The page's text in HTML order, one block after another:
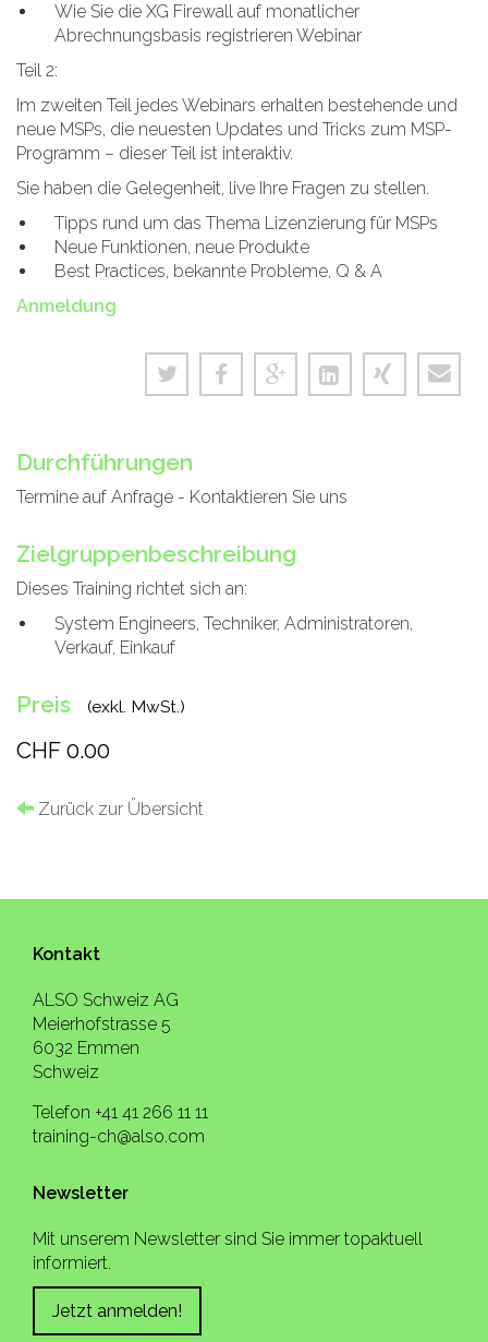
Wie Sie die XG Firewall auf monatlicher
Abrechnungsbasis registrieren Webinar
Teil 2:
Im zweiten Teil jedes Webinars erhalten bestehende und
neue MSPs, die neuesten Updates und Tricks zum MSP-
Programm – dieser Teil ist interaktiv.
Sie haben die Gelegenheit, live Ihre Fragen zu stellen.
Tipps rund um das Thema Lizenzierung für MSPs
Neue Funktionen, neue Produkte
Best Practices, bekannte Probleme, Q & A
Anmeldung
Durchführungen
Termine auf Anfrage - Kontaktieren Sie uns
Zielgruppenbeschreibung
Dieses Training richtet sich an:
System Engineers, Techniker, Administratoren,
Verkauf, Einkauf
Preis (exkl. MwSt.)
CHF 0.00
Zurück zur Übersicht
Kontakt
ALSO Schweiz AG
Meierhofstrasse 5
6032 Emmen
Schweiz
Telefon +41 41 266 11 11
training-ch@also.com
Newsletter
Mit unserem Newsletter sind Sie immer topaktuell
informiert.
Jetzt anmelden!